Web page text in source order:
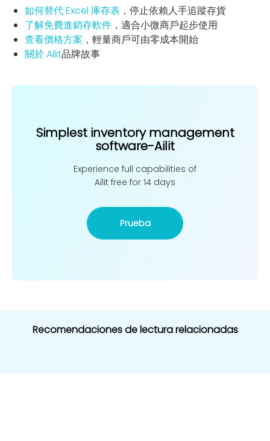
如何替代 Excel 庫存表 ，停止依賴人手追蹤存貨
了解免費進銷存軟件，適合小微商戶起步使用
查看價格方案 ，輕量商戶可由零成本開始
關於 Ailit品牌故事
Simplest inventory management
software-Ailit
Experience full capabilities of
Ailit free for 14 days
Prueba
Recomendaciones de lectura relacionadas